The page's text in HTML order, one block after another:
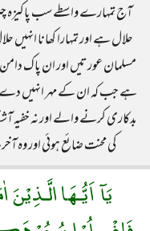
آج تمہارے واسطے سب پاکیزہ
حلال ہے اور تمہارا کھانا
مسلمان عورتیں اور ان پاک
ہے جب کہ ان کے مہر انہیں دے
بدکاری کرنے والے اور نہ خفیہ
کی محنت ضائع ہوئی اور وہ
يَآ اَيُّـهَا الَّـذِيْنَ